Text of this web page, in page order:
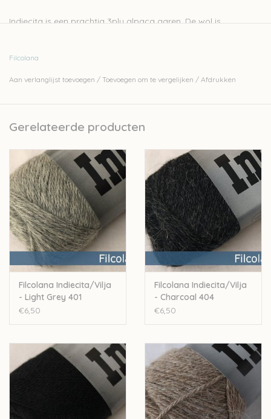
Indiecita is een prachtig 3ply alpaca garen. De wol is
je heel wat gratis patronen voor deze wol.
50gr - 160m
Stekenverhouding: 24-26st voor 10cm
Handwas
Let op: de kleur op beeld kan afwijken van de werkelijke kleur.
Filcolana
Aan verlanglijst toevoegen / Toevoegen om te vergelijken / Afdrukken
Gerelateerde producten
Filcolana Indiecita/Vilja
- Light Grey 401
€6,50
Filcolana Indiecita/Vilja
- Charcoal 404
€6,50